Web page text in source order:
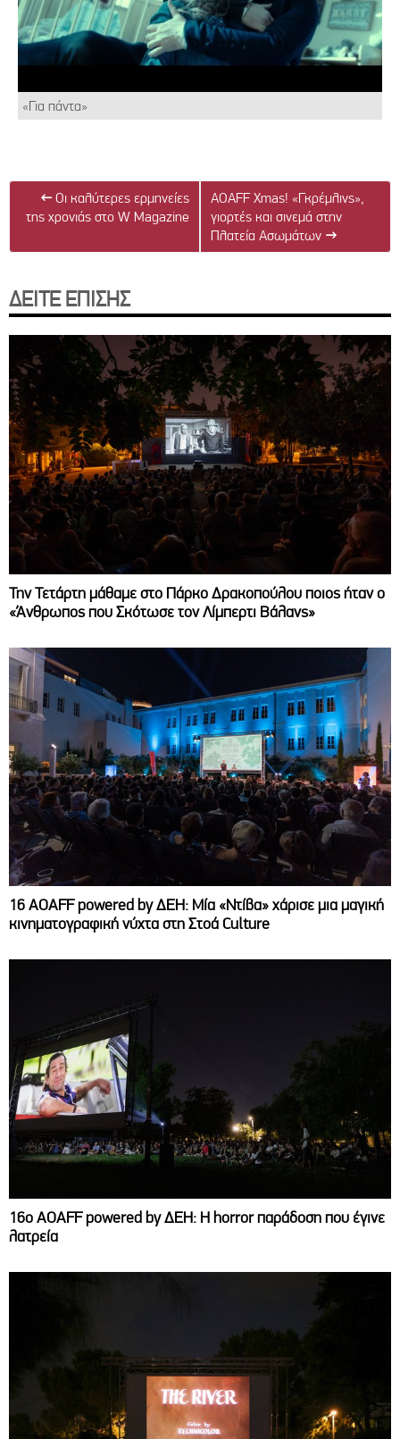
«Για πάντα»
← Οι καλύτερες ερμηνείες
της χρονιάς στο W Magazine
AOAFF Xmas! «Γκρέμλινς»,
γιορτές και σινεμά στην
Πλατεία Ασωμάτων →
ΔΕΙΤΕ ΕΠΙΣΗΣ
Την Τετάρτη μάθαμε στο Πάρκο Δρακοπούλου ποιος ήταν ο
«Άνθρωπος που Σκότωσε τον Λίμπερτι Βάλανς»
16 AOAFF powered by ΔΕΗ: Μία «Ντίβα» χάρισε μια μαγική
κινηματογραφική νύχτα στη Στοά Culture
16ο AOAFF powered by ΔΕΗ: Η horror παράδοση που έγινε
λατρεία